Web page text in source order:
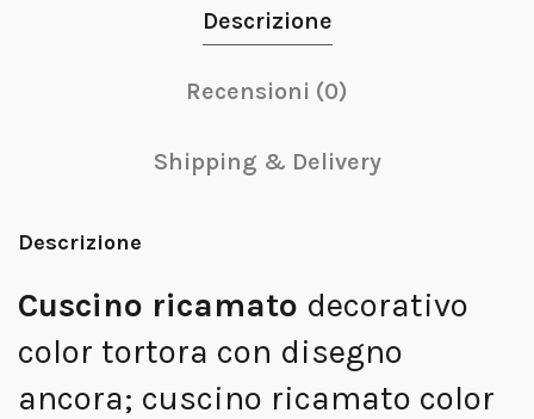
Descrizione
Recensioni (0)
Shipping & Delivery
Descrizione
Cuscino ricamato decorativo
color tortora con disegno
ancora; cuscino ricamato color